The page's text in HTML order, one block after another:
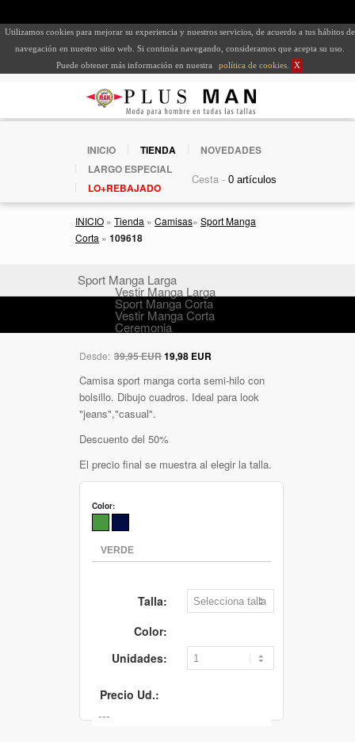
Utilizamos cookies para mejorar su experiencia y nuestros servicios, de acuerdo a tus hábitos de
navegación en nuestro sitio web. Si continúa navegando, consideramos que acepta su uso.
Puede obtener más información en nuestra
política de cookies X
INICIO TIENDA
NOVEDADES
LARGO ESPECIAL
LO+REBAJADO
Cesta -
INICIO » Tienda » Camisas» Sport Manga
Corta » 109618
Sport Manga Larga
Vestir Manga Larga
Sport Manga Corta
Vestir Manga Corta
Ceremonia
Desde: 39,95 EUR19,98 EUR
Camisa sport manga corta semi-hilo con
bolsillo. Dibujo cuadros. Ideal para look
"jeans","casual".
Descuento del 50%
El precio final se muestra al elegir la talla.
Color:
Talla:
Color:
Unidades:
Precio Ud.: